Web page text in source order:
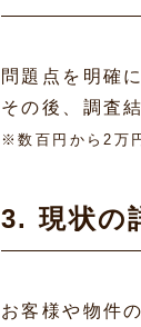
問題点を明確
その後、調査
※数百円から2万
3. 現状の
お客様や物件